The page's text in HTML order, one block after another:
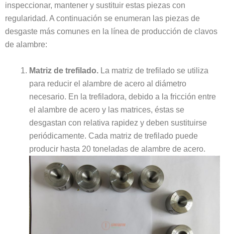
inspeccionar, mantener y sustituir estas piezas con
regularidad. A continuación se enumeran las piezas de
desgaste más comunes en la línea de producción de clavos
de alambre:
Matriz de trefilado. La matriz de trefilado se utiliza
para reducir el alambre de acero al diámetro
necesario. En la trefiladora, debido a la fricción entre
el alambre de acero y las matrices, éstas se
desgastan con relativa rapidez y deben sustituirse
periódicamente. Cada matriz de trefilado puede
producir hasta 20 toneladas de alambre de acero.